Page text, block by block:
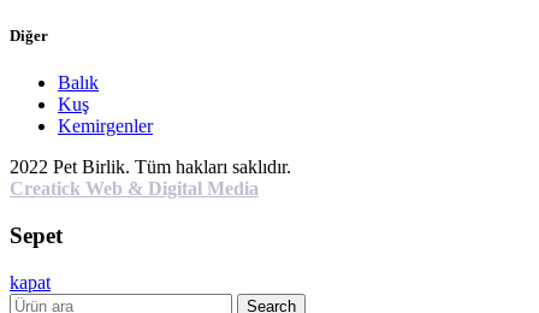
Diğer
Balık
Kuş
Kemirgenler
2022 Pet Birlik. Tüm hakları saklıdır.
Creatick Web & Digital Media
Sepet
kapat
Search